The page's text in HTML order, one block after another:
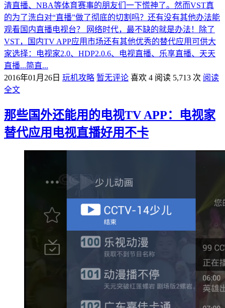
清直播、NBA等体育赛事的朋友们一下慌神了。然而VST真
的为了洗白对“直播”做了彻底的切割吗？还有没有其他办法能
观看国内直播电视台？ 网络时代，最不缺的就是办法！除了
VST，国内TV APP应用市场还有其他优秀的替代应用可供大
家选择：电视家2.0、HDP2.0.6、电视直播、乐享直播、天天
直播...简直...
2016年01月26日 玩机攻略 暂无评论 喜欢 4 阅读 5,713 次 阅读
全文
那些国外还能用的电视TV APP：电视家
替代应用电视直播好用不卡